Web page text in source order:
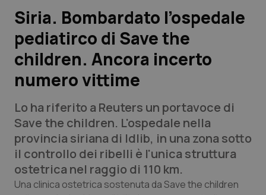
Lavoro e Professioni
Scienza e Farmaci
Studi e Analisi
Lettere al direttore
Edizioni Regionali
QS Pro
Siria. Bombardato l’ospedale
pediatirco di Save the
children. Ancora incerto
numero vittime
Lo ha riferito a Reuters un portavoce di
Save the children. L'ospedale nella
provincia siriana di Idlib, in una zona sotto
il controllo dei ribelli è l'unica struttura
ostetrica nel raggio di 110 km.
Una clinica ostetrica sostenuta da Save the children